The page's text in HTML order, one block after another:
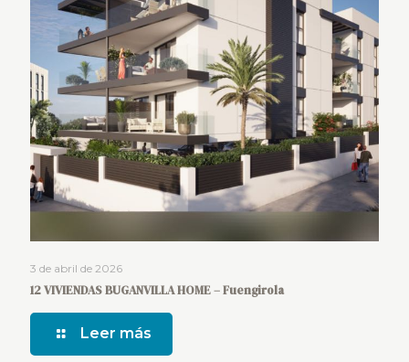
3 de abril de 2026
12 VIVIENDAS BUGANVILLA HOME – Fuengirola
Leer más